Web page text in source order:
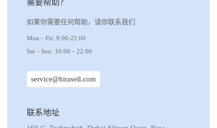
需要帮助？
如果你需要任何帮助，请你联系我们.
Mon – Fri: 9:00-22:00
Sat – Sun: 10:00 – 22:00
service@hirasell.com
联系地址